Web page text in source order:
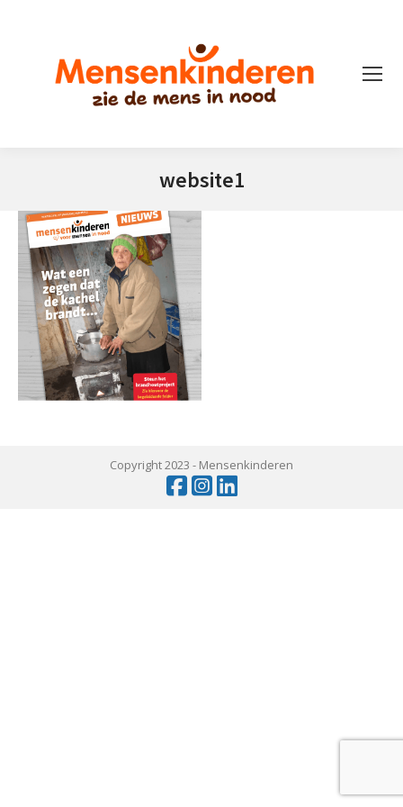
website1
Copyright 2023 - Mensenkinderen